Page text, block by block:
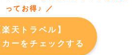
ってお得♪ ／
楽天トラベル】
カーをチェックする